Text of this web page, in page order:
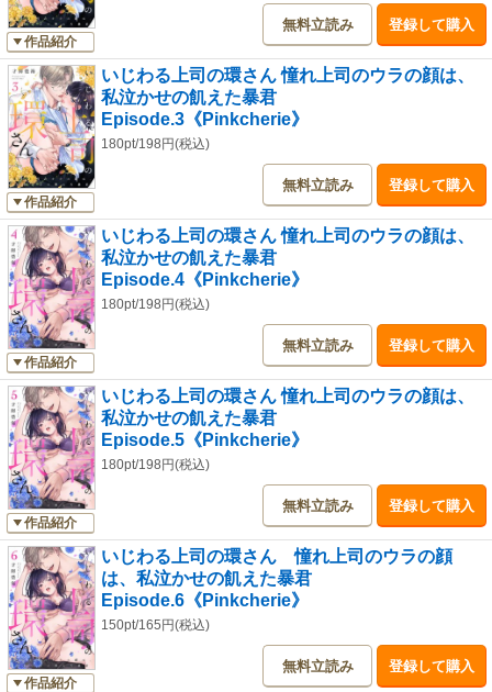
作品紹介
無料立読み 登録して購入
作品紹介
いじわる上司の環さん 憧れ上司のウラの顔は、
私泣かせの飢えた暴君
Episode.3《Pinkcherie》
180pt/198円(税込)
無料立読み 登録して購入
作品紹介
いじわる上司の環さん 憧れ上司のウラの顔は、
私泣かせの飢えた暴君
Episode.4《Pinkcherie》
180pt/198円(税込)
無料立読み 登録して購入
作品紹介
いじわる上司の環さん 憧れ上司のウラの顔は、
私泣かせの飢えた暴君
Episode.5《Pinkcherie》
180pt/198円(税込)
無料立読み 登録して購入
作品紹介
いじわる上司の環さん 憧れ上司のウラの顔
は、私泣かせの飢えた暴君
Episode.6《Pinkcherie》
150pt/165円(税込)
無料立読み 登録して購入